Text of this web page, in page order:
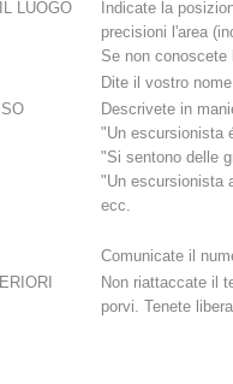
LUOGO
Indicate la
precisioni l'area
Se non
Dite il vostro
Descrivete in
"Un escursionista
"Si sentono delle
"Un escursionista
ecc.
Comunicate il
Non riattaccate il
porvi. Tenete